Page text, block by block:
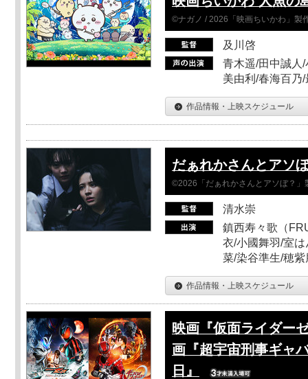
©ナガノ / 2026「映画ちいかわ」製
及川啓
青木遥/田中誠人
美由利/春海百乃
作品情報・上映スケジュール
だぁれかさんとアソ
©2026「だぁれかさんとアソぼ？」
清水崇
鎮西寿々歌（
衣/小國舞羽/室
菜/染谷準生/穂
作品情報・上映スケジュール
映画『仮面ライダー
画『超宇宙刑事ギャ
日』